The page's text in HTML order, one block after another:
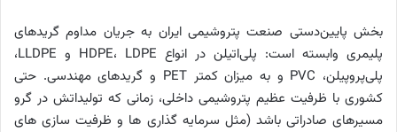
بخش پایین‌دستی صنعت پتروشیمی ایران به جریان مداوم گریدهای
پلیمری وابسته است: پلی‌اتیلن در انواع HDPE، LDPE و LLDPE،
پلی‌‌پروپیلن، PVC و به میزان کمتر PET و گریدهای مهندسی. حتی
کشوری با ظرفیت عظیم پتروشیمی داخلی، زمانی که تولیداتش در گرو
مسیرهای صادراتی باشد (مثل سرمایه گذاری ها و ظرفیت سازی های